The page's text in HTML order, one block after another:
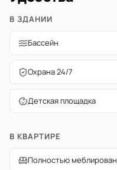
В ЗДАНИИ
Бассейн
Охрана 24/7
Детская площадка
В КВАРТИРЕ
Полностью меблирован